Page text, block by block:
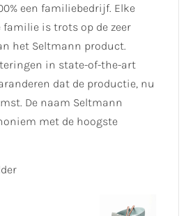
een familiebedrijf. Elke
familie is trots op de zeer
het Seltmann product.
in state-of-the-art
dat de productie, nu
De naam Seltmann
met de hoogste